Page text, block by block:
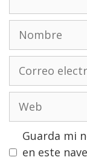
Nombre
electrónico
Guarda mi
en este